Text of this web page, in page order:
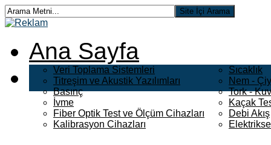
Ana Sayfa
Veri Toplama Sistemleri
Titreşim ve Akustik Yazılımları
Basınç
İvme
Fiber Optik Test ve Ölçüm Cihazları
Kalibrasyon Cihazları
Sıcaklık
Nem -
Tork -
Kaçak
Debi Akış